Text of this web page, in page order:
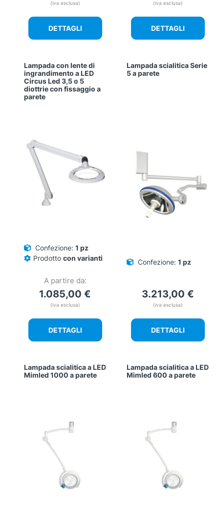
(iva esclusa)
DETTAGLI
(iva esclusa)
DETTAGLI
Lampada con lente di
ingrandimento a LED
Circus Led 3,5 o 5
diottrie con fissaggio a
parete
Confezione: 1 pz
Prodotto con varianti
A partire da:
1.085,00 €
(iva esclusa)
DETTAGLI
Lampada scialitica Serie
5 a parete
Confezione: 1 pz
3.213,00 €
(iva esclusa)
DETTAGLI
Lampada scialitica a LED
Mimled 1000 a parete
Lampada scialitica a LED
Mimled 600 a parete